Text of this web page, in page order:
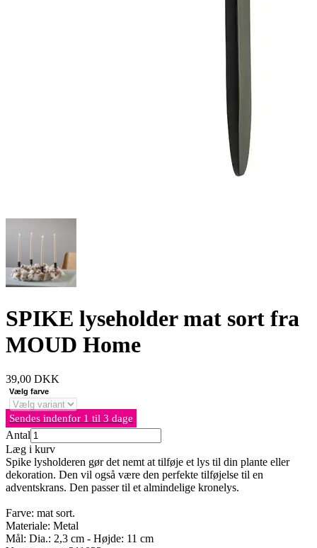
SPIKE lyseholder mat sort fra
MOUD Home
39,00 DKK
Vælg farve
Sendes indenfor 1 til 3 dage
Antal
Læg i kurv
Spike lysholderen gør det nemt at tilføje et lys til din plante eller
dekoration. Den vil også være den perfekte tilføjelse til en
adventskrans. Den passer til et almindelige kronelys.
Farve: mat sort.
Materiale: Metal
Mål: Dia.: 2,3 cm - Højde: 11 cm